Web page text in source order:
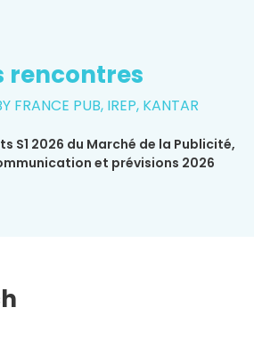
rencontres
FRANCE PUB, IREP, KANTAR
S1 2026 du Marché de la Publicité,
et prévisions 2026